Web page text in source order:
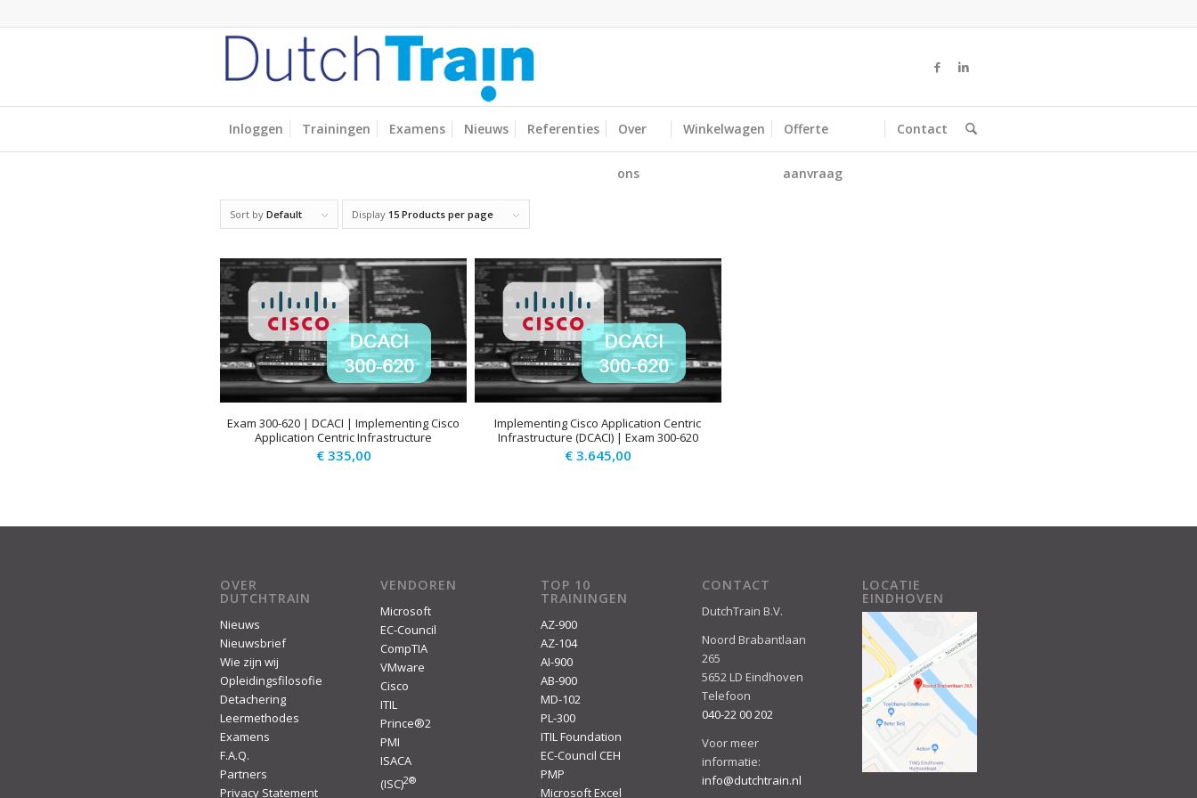
Inloggen Trainingen Examens Nieuws Referenties Over
ons
Winkelwagen Offerte
aanvraag
Contact
Sort by Default Display 15 Products per page
Exam 300-620 | DCACI | Implementing Cisco
Application Centric Infrastructure
€335,00
Implementing Cisco Application Centric
Infrastructure (DCACI) | Exam 300-620
€3.645,00
OVER
DUTCHTRAIN
Nieuws
Nieuwsbrief
Wie zijn wij
Opleidingsfilosofie
Detachering
Leermethodes
Examens
F.A.Q.
Partners
Privacy Statement
VENDOREN
Microsoft
EC-Council
CompTIA
VMware
Cisco
ITIL
Prince®2
PMI
ISACA
(ISC)2®
TOP 10
TRAININGEN
AZ-900
AZ-104
AI-900
AB-900
MD-102
PL-300
ITIL Foundation
EC-Council CEH
PMP
Microsoft Excel
CONTACT
DutchTrain B.V.
Noord Brabantlaan
265
5652 LD Eindhoven
Telefoon
040-22 00 202
Voor meer
informatie:
info@dutchtrain.nl
LOCATIE
EINDHOVEN